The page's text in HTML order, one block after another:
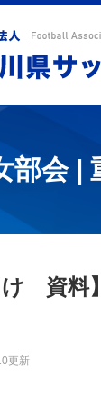
部会 |
け 資料
更新